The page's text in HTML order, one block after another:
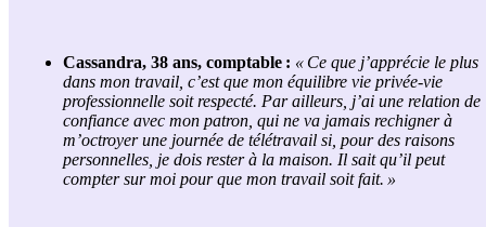
Cassandra, 38 ans, comptable : « Ce que j’apprécie le plus
dans mon travail, c’est que mon équilibre vie privée-vie
professionnelle soit respecté. Par ailleurs, j’ai une relation de
confiance avec mon patron, qui ne va jamais rechigner à
m’octroyer une journée de télétravail si, pour des raisons
personnelles, je dois rester à la maison. Il sait qu’il peut
compter sur moi pour que mon travail soit fait. »